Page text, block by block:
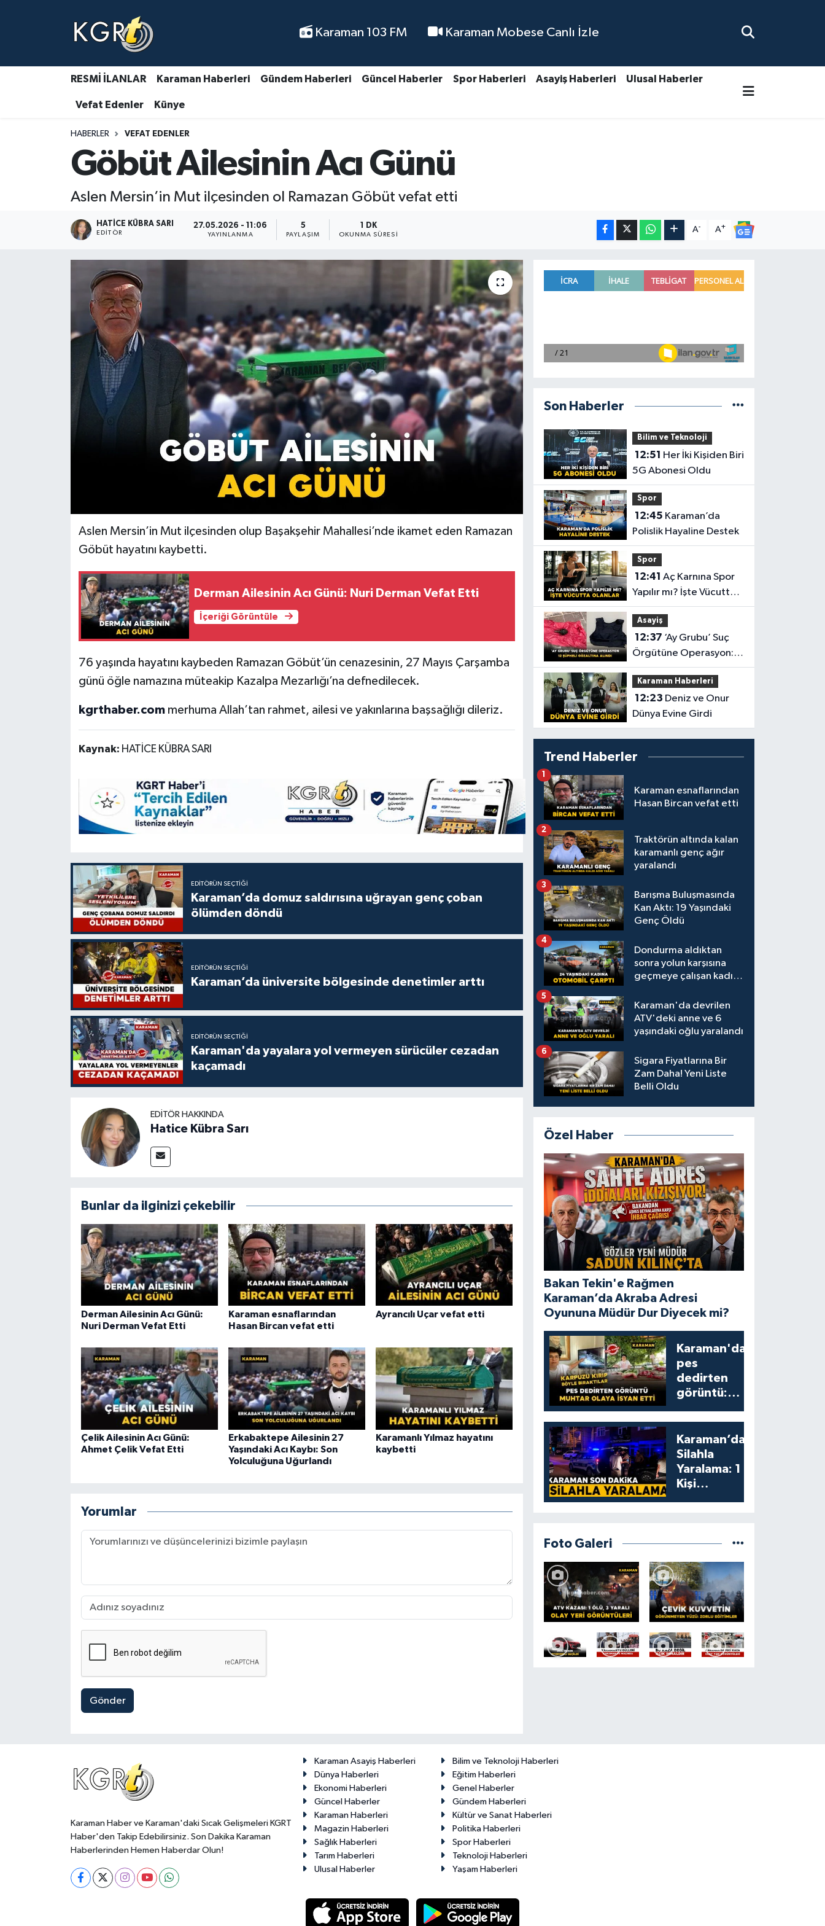
Karaman 103 FM Karaman Mobese Canlı İzle
RESMİ İLANLAR Karaman Haberleri Gündem Haberleri Güncel Haberler Spor Haberleri Asayiş Haberleri Ulusal Haberler
Vefat Edenler Künye
HABERLER VEFAT EDENLER
Göbüt Ailesinin Acı Günü
Aslen Mersin’in Mut ilçesinden ol Ramazan Göbüt vefat etti
HATICE KÜBRA SARI
EDITÖR
27.05.2026 - 11:06
YAYINLANMA
5
PAYLAŞIM
1 DK
OKUNMA SÜRESI
A- A+
Aslen Mersin’in Mut ilçesinden olup Başakşehir Mahallesi’nde ikamet eden Ramazan
Göbüt hayatını kaybetti.
Derman Ailesinin Acı Günü: Nuri Derman Vefat Etti
İçeriği Görüntüle
76 yaşında hayatını kaybeden Ramazan Göbüt’ün cenazesinin, 27 Mayıs Çarşamba
günü öğle namazına müteakip Kazalpa Mezarlığı’na defnedilecek.
kgrthaber.commerhuma Allah’tan rahmet, ailesi ve yakınlarına başsağlığı dileriz.
Kaynak: HATİCE KÜBRA SARI
EDITÖRÜN SEÇTIĞI
Karaman’da domuz saldırısına uğrayan genç çoban
ölümden döndü
EDITÖRÜN SEÇTIĞI
Karaman’da üniversite bölgesinde denetimler arttı
EDITÖRÜN SEÇTIĞI
Karaman'da yayalara yol vermeyen sürücüler cezadan
kaçamadı
EDITÖR HAKKINDA
Hatice Kübra Sarı
Bunlar da ilginizi çekebilir
Derman Ailesinin Acı Günü:
Nuri Derman Vefat Etti
Karaman esnaflarından
Hasan Bircan vefat etti
Ayrancılı Uçar vefat etti
Çelik Ailesinin Acı Günü:
Ahmet Çelik Vefat Etti
Erkabaktepe Ailesinin 27
Yaşındaki Acı Kaybı: Son
Yolculuğuna Uğurlandı
Karamanlı Yılmaz hayatını
kaybetti
Yorumlar
Gönder
Son Haberler
Bilim ve Teknoloji
12:51
5G Abonesi Oldu
Spor
12:45
Polislik Hayaline Destek
Spor
12:41
Yapılır mı? İşte Vücutta
Olanlar
Asayiş
12:37
Örgütüne Operasyon:
12 Şüpheli Gözaltına
Alındı
Karaman Haberleri
12:23
Dünya Evine Girdi
Trend Haberler
Karaman esnaflarından
Hasan Bircan vefat etti
1
Traktörün altında kalan
karamanlı genç ağır
yaralandı
2
Barışma Buluşmasında
Kan Aktı: 19 Yaşındaki
Genç Öldü
3
Dondurma aldıktan
sonra yolun karşısına
geçmeye çalışan kadına
4
Karaman'da devrilen
ATV'deki anne ve 6
yaşındaki oğlu yaralandı
5
Sigara Fiyatlarına Bir
Zam Daha! Yeni Liste
Belli Oldu
6
Özel Haber
Bakan Tekin'e Rağmen
Karaman’da Akraba Adresi
Oyununa Müdür Dur Diyecek mi?
Karaman'da
pes
dedirten
görüntü:
yumruklayıp
yediler,
artıklarını
kamelyada
bıraktılar
Karaman’da
Silahla
Yaralama: 1
Kişi
Foto Galeri
Karaman Haber ve Karaman'daki Sıcak Gelişmeleri KGRT
Haber'den Takip Edebilirsiniz. Son Dakika Karaman
Haberlerinden Hemen Haberdar Olun!
Karaman Asayiş Haberleri
Bilim ve Teknoloji Haberleri
Dünya Haberleri
Eğitim Haberleri
Ekonomi Haberleri
Genel Haberler
Güncel Haberler
Gündem Haberleri
Karaman Haberleri
Kültür ve Sanat Haberleri
Magazin Haberleri
Politika Haberleri
Sağlık Haberleri
Spor Haberleri
Tarım Haberleri
Teknoloji Haberleri
Ulusal Haberler
Yaşam Haberleri
Karaman Haberleri
Gündem Haberleri
Güncel Haberler
Asayiş Haberleri
Ulusal Haberler
Vefat Edenler